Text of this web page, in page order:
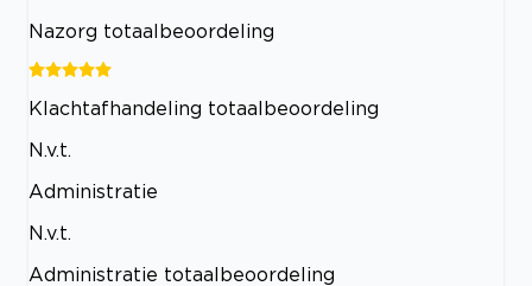
Nazorg totaalbeoordeling
Klachtafhandeling totaalbeoordeling
N.v.t.
Administratie
N.v.t.
Administratie totaalbeoordeling